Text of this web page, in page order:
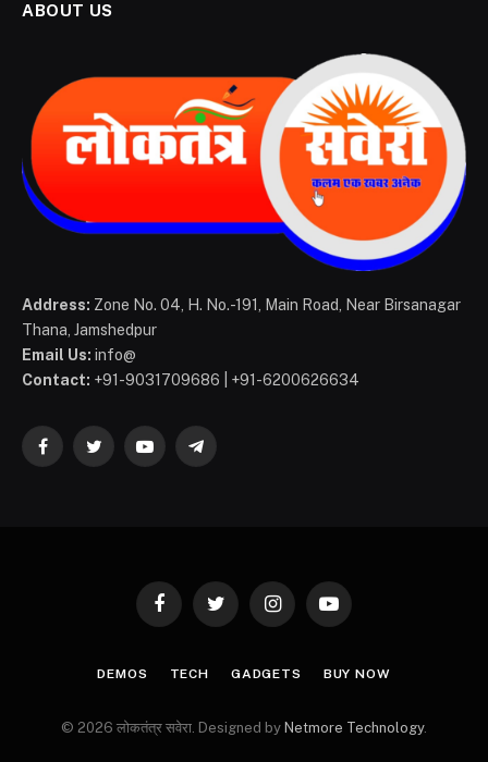
ABOUT US
Address: Zone No. 04, H. No.-191, Main Road, Near Birsanagar
Thana, Jamshedpur
Email Us: info@
Contact: +91-9031709686 | +91-6200626634
FacebookTwitterYouTubeTelegram
FacebookTwitter InstagramYouTube
DEMOS TECH GADGETS BUY NOW
© 2026 लोकतंत्र सवेरा. Designed by Netmore Technology.